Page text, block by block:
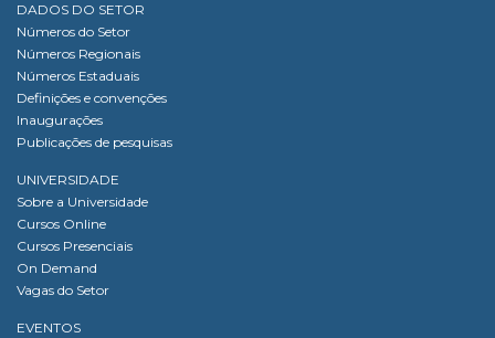
DADOS DO SETOR
Números do Setor
Números Regionais
Números Estaduais
Definições e convenções
Inaugurações
Publicações de pesquisas
UNIVERSIDADE
Sobre a Universidade
Cursos Online
Cursos Presenciais
On Demand
Vagas do Setor
EVENTOS